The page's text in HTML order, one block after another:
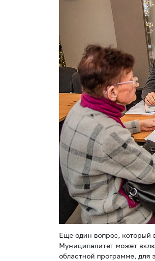
Еще один вопрос, который
Муниципалитет может
областной программе, для